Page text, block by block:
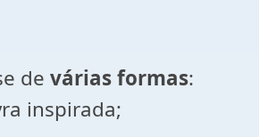
de várias formas:
inspirada;